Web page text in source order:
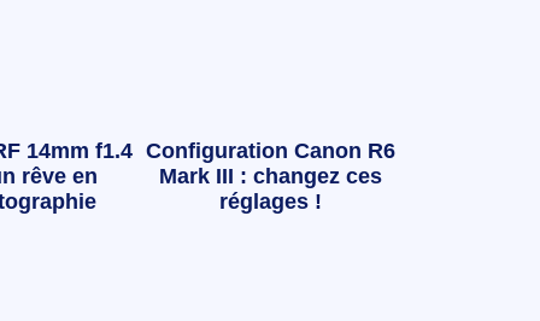
14mm f1.4
rêve en
Configuration Canon R6
Mark III : changez ces
réglages !